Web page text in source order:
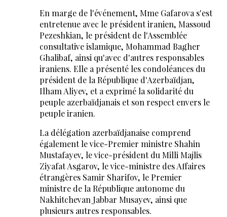
En marge de l'événement, Mme Gafarova s'est
entretenue avec le président iranien, Massoud
Pezeshkian, le président de l'Assemblée
consultative islamique, Mohammad Bagher
Ghalibaf, ainsi qu'avec d'autres responsables
iraniens. Elle a présenté les condoléances du
président de la République d'Azerbaïdjan,
Ilham Aliyev, et a exprimé la solidarité du
peuple azerbaïdjanais et son respect envers le
peuple iranien.
La délégation azerbaïdjanaise comprend
également le vice-Premier ministre Shahin
Mustafayev, le vice-président du Milli Majlis
Ziyafat Asgarov, le vice-ministre des Affaires
étrangères Samir Sharifov, le Premier
ministre de la République autonome du
Nakhitchevan Jabbar Musayev, ainsi que
plusieurs autres responsables.